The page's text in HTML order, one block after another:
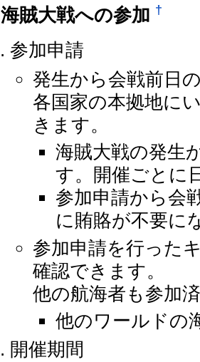
海賊大戦への参加 †
参加申請
発生から会戦前日
各国家の本拠地に
きます。
海賊大戦の発生
す。開催ごとに
参加申請から会
に賄賂が不要に
参加申請を行った
確認できます。
他の航海者も参加
他のワールドの
開催期間